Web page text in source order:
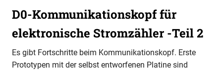
D0-Kommunikationskopf für
elektronische Stromzähler -Teil 2
Es gibt Fortschritte beim Kommunikationskopf. Erste
Prototypen mit der selbst entworfenen Platine sind